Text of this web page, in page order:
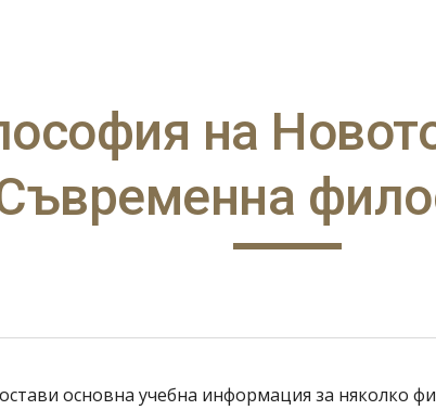
на
основна учебна информация за няколко